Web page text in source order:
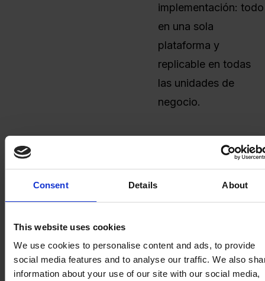
Consent Details About
This website uses cookies
We use cookies to personalise content and ads, to provide
social media features and to analyse our traffic. We also
information about your use of our site with our social media,
implementación: todo
en una sola
plataforma y
replicable en todas
las unidades de
negocio.
Gracias a una amplia
base de datos de
ofrece opciones
probadas con mayor